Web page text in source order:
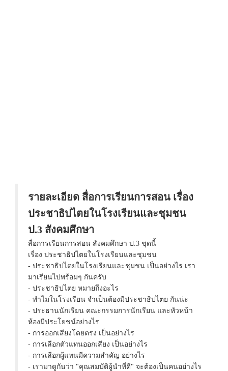
รายละเอียด สื่อการเรียนการสอน เรื่อง
ประชาธิปไตยในโรงเรียนและชุมชน
ป.3 สังคมศึกษา
สื่อการเรียนการสอน สังคมศึกษา ป.3 ชุดนี้
เรื่อง ประชาธิปไตยในโรงเรียนและชุมชน
- ประชาธิปไตยในโรงเรียนและชุมชน เป็นอย่างไร เรา
มาเรียนไปพร้อมๆ กันครับ
- ประชาธิปไตย หมายถึงอะไร
- ทำไมในโรงเรียน จำเป็นต้องมีประชาธิปไตย กันน่ะ
- ประธานนักเรียน คณะกรรมการนักเรียน และหัวหน้า
ห้องมีประโยชน์อย่างไร
- การออกเสียงโดยตรง เป็นอย่างไร
- การเลือกตัวแทนออกเสียง เป็นอย่างไร
- การเลือกผู้แทนมีความสำคัญ อย่างไร
- เรามาดูกันว่า "คุณสมบัติผู้นำที่ดี" จะต้องเป็นคนอย่างไร